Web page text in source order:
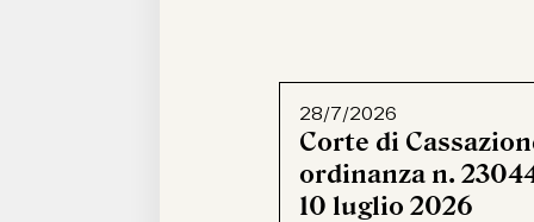
28/7/2026
Corte di
ordinanza n.
10 luglio 2026